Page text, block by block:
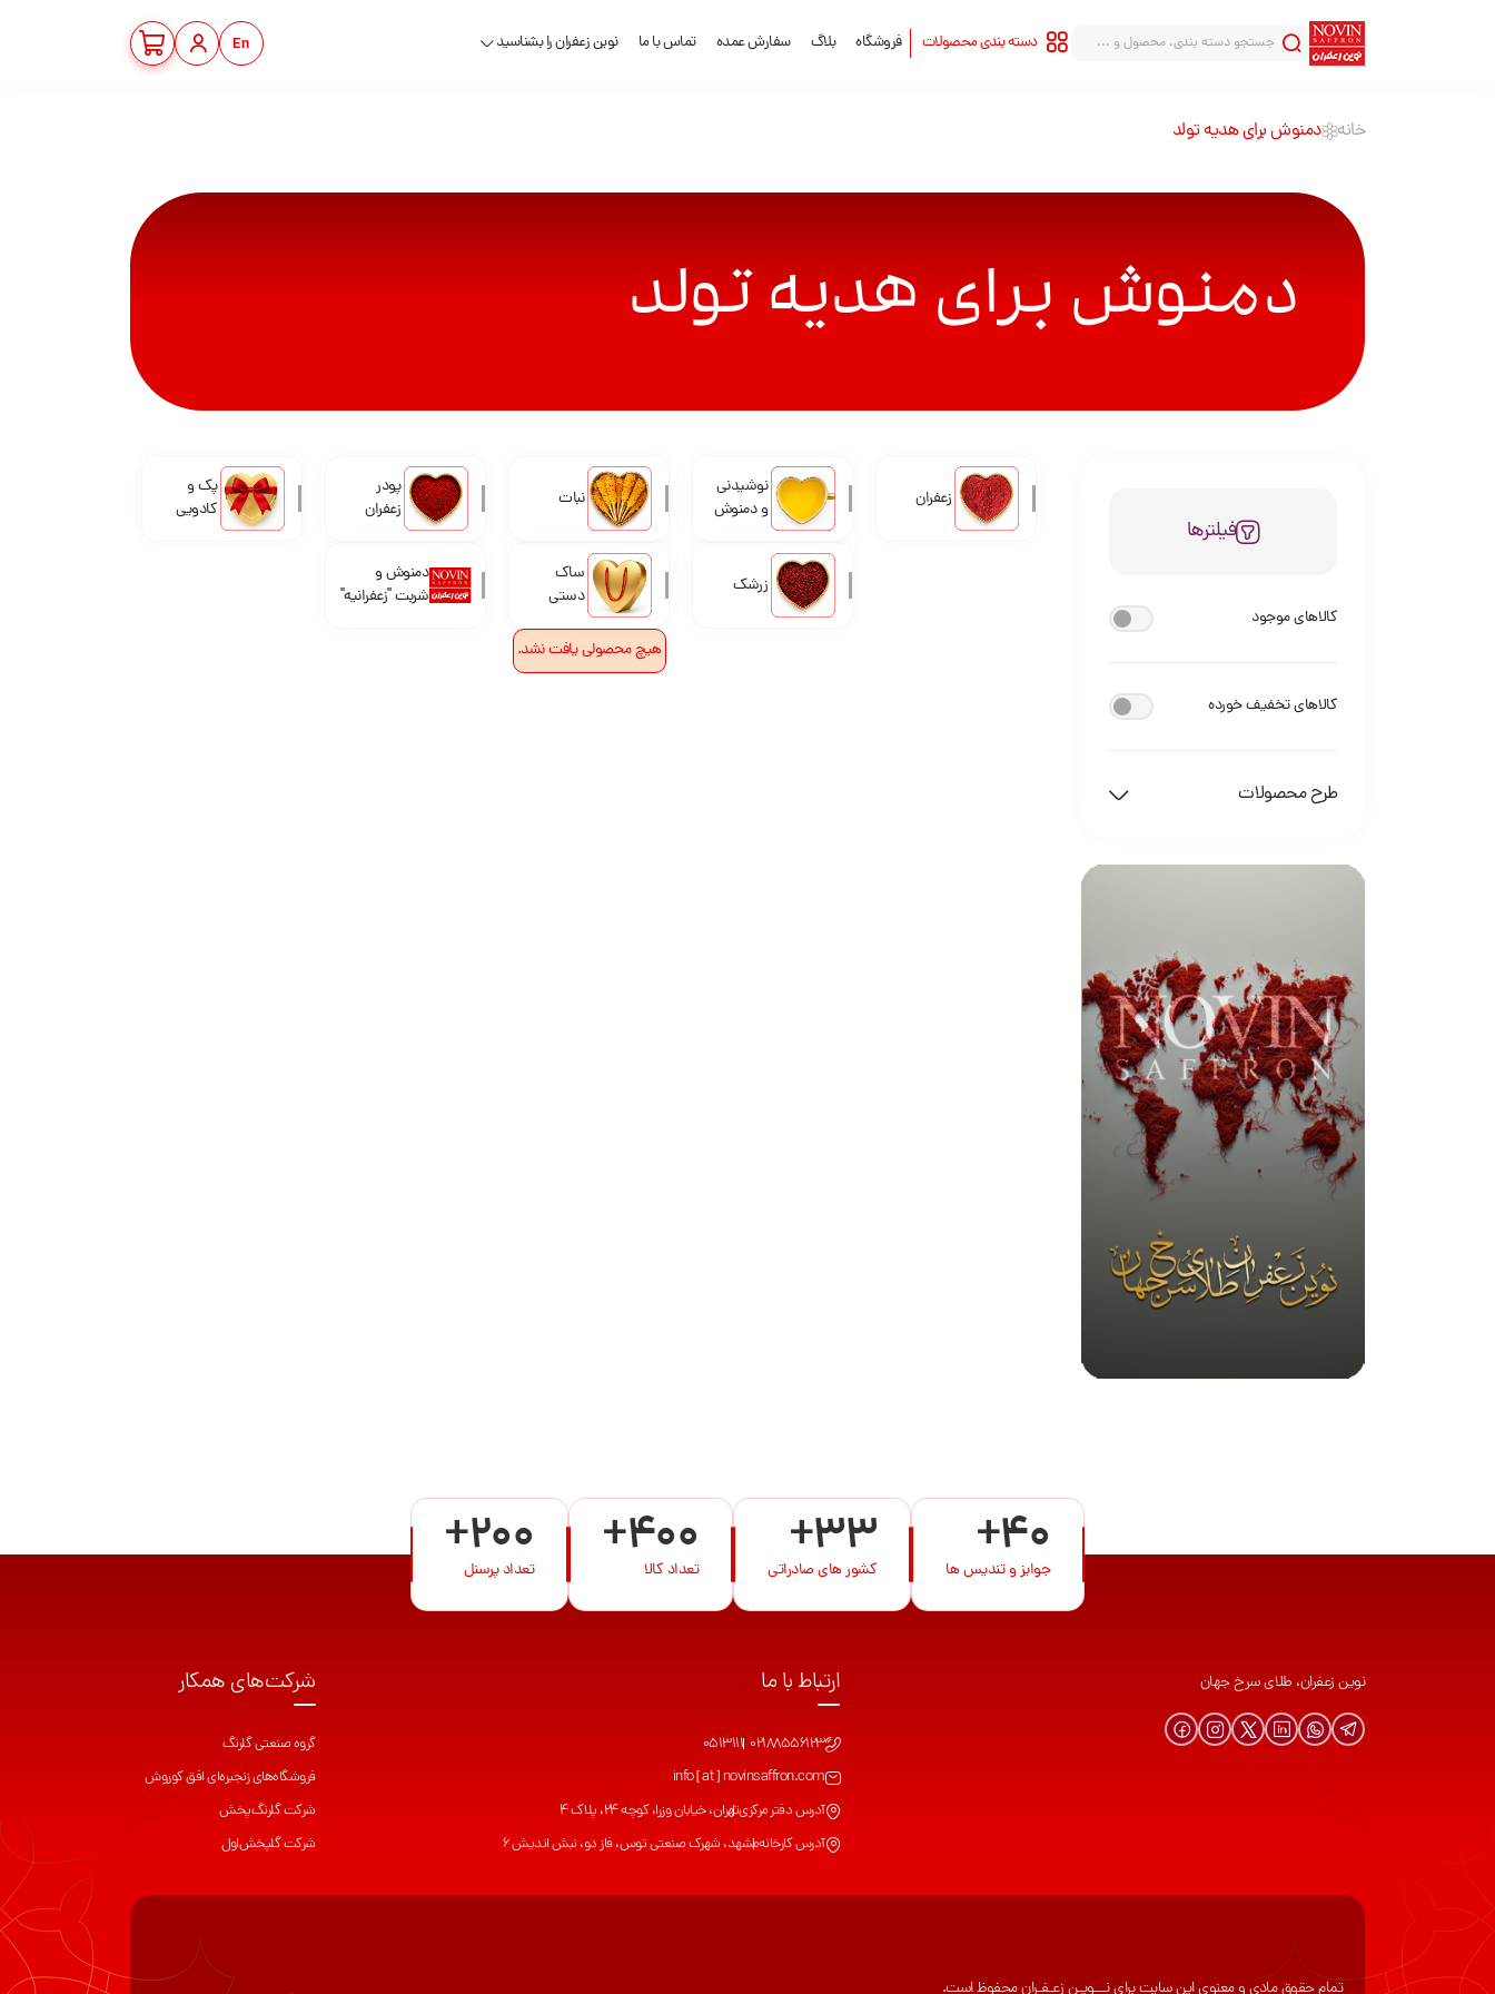
دسته بندی محصولات
سری بینهایت
فروشگاه بلاگ سفارش عمده تماس با ما نوین زعفران را بشناسید En
خانه دمنوش برای هدیه تولد
دمنوش برای هدیه تولد
فیلترها
کالاهای موجود
کالاهای تخفیف خورده
طرح محصولات
زعفران
نوشیدنی
و دمنوش
نبات
پودر
زعفران
پک و
کادویی
زرشک
ساک
دستی
دمنوش و
شربت "زعفرانیه"
هیچ محصولی یافت نشد.
+40
جوایز و تندیس ها +33
کشور های صادراتی +400
تعداد کالا +200
تعداد پرسنل
نوین زعفران، طلای سرخ جهان ارتباط با ما
02188556123
0513111
info [ at ] novinsaffron.com
آدرس دفتر مرکزیتهران، خیابان وزرا، کوچه 24، پلاک 4
آدرس کارخانهمشهد، شهرک صنعتی توس، فاز دو، نبش اندیش 6
شرکت‌های همکار
گروه صنعتی گلرنگ
فروشگاه‌های زنجیره‌ای افق کوروش
شرکت گلرنگ‌پخش
شرکت گلپخش‌اول
تمام حقوق مادی و معنوی این سایت برای نـــویـن زعـفـران محفوظ است.